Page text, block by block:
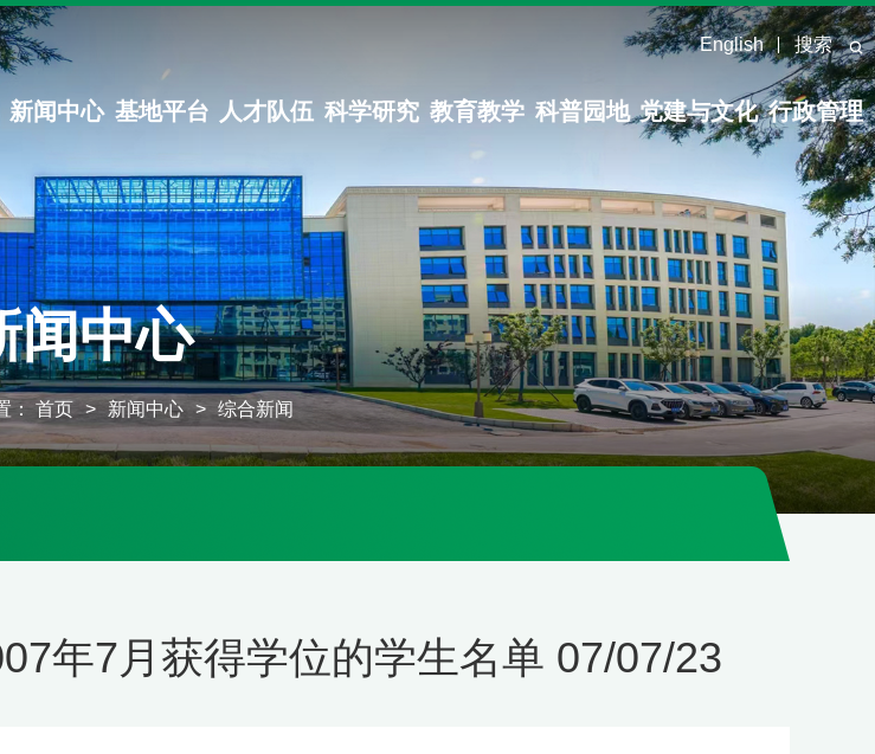
English 搜索
新闻中心 基地平台 人才队伍 科学研究 教育教学 科普园地 党建与文化 行政管理
闻中心
： 首页 > 新闻中心 > 综合新闻
年7月获得学位的学生名单 07/07/23